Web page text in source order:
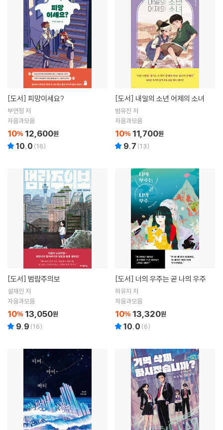
[도서] 피망이세요?
부연정 저
자음과모음
10% 12,600원
10.0 (16)
[도서] 내일의 소년 어제의 소녀
범유진 저
자음과모음
10% 11,700원
9.7 (13)
[도서] 범람주의보
설재인 저
자음과모음
10% 13,050원
9.9 (16)
[도서] 너의 우주는 곧 나의 우주
하유지 저
자음과모음
10% 13,320원
10.0 (6)